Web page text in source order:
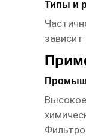
Типы и